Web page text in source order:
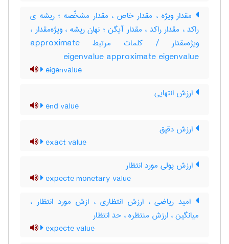
مقدار ویژه ، مقدار خاص ، مقدار مشخّصه ؛ ریشه ی
راکد ، مقدار راکد ، مقدار آیگن ؛ نهان ریشه ، ویژه‌مقدار ،
ویژه‌مقدار / کلمات مرتبط approximate
eigenvalue approximate eigenvalue
eigenvalue
ارزش انتهایی
end value
ارزش دقیق
exact value
ارزش پولی مورد انتظار
expecte monetary value
امید ریاضی ، ارزش انتظاری ، ازش مورد انتظار ،
میانگین ، ارزش منتظره ، حد انتظار
expecte value